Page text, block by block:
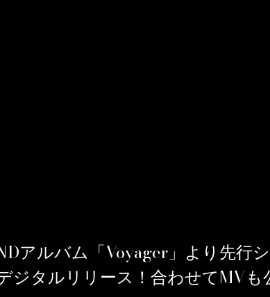
アルバム「Voyager」より先行
ジタルリリース！合わせてMVも